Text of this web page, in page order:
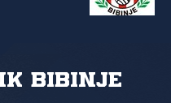
Bibinje